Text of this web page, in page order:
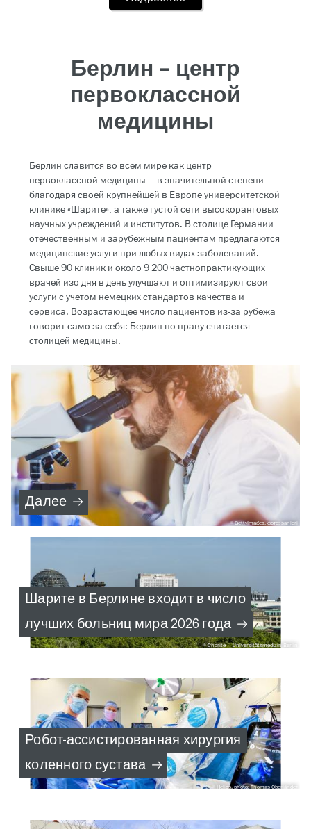
Берлин – центр
первоклассной
медицины
Берлин славится во всем мире как центр
первоклассной медицины – в значительной степени
благодаря своей крупнейшей в Европе университетской
клинике «Шарите», а также густой сети высокоранговых
научных учреждений и институтов. В столице Германии
отечественным и зарубежным пациентам предлагаются
медицинские услуги при любых видах заболеваний.
Свыше 90 клиник и около 9 200 частнопрактикующих
врачей изо дня в день улучшают и оптимизируют свои
услуги с учетом немецких стандартов качества и
сервиса. Возрастающее число пациентов из-за рубежа
говорит само за себя: Берлин по праву считается
столицей медицины.
GettyImages, фото: sanjeri
Далее
Charité – Universitätsmedizin Berlin
Шарите в Берлине входит в число
лучших больниц мира 2026 года
Helios, photo: Thomas Oberländer
Робот-ассистированная хирургия
коленного сустава